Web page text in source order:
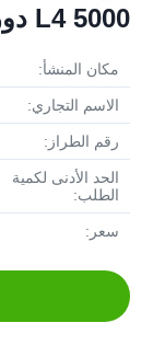
L4 5000 دورة
مكان المنشأ:
الاسم التجاري:
رقم الطراز:
الحد الأدنى لكمية
الطلب:
سعر: